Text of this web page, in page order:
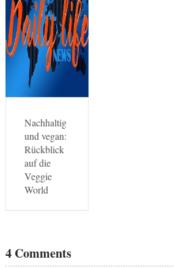
Nachhaltig
und vegan:
Rückblick
auf die
Veggie
World
4 Comments